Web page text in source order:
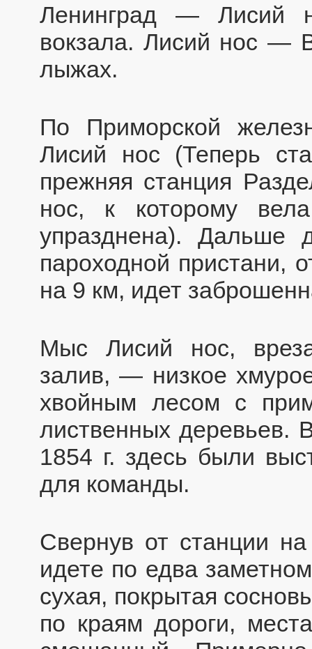
Ленинград — Лисий
вокзала. Лисий нос
лыжах.
По Приморской
Лисий нос (Теперь
прежняя станция
нос, к которому
упразднена). Дальше
пароходной пристани,
на 9 км, идет
Мыс Лисий нос,
залив, — низкое
хвойным лесом с
лиственных деревьев.
1854 г. здесь были
для команды.
Свернув от станции
идете по едва
сухая, покрытая
по краям дороги,